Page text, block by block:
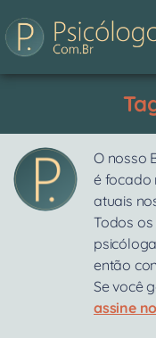
O nosso
é focado
atuais
Todos
então
Se você
assine